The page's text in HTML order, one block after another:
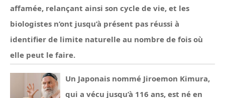
affamée, relançant ainsi son cycle de vie, et les
biologistes n’ont jusqu’à présent pas réussi à
identifier de limite naturelle au nombre de fois où
elle peut le faire.
Un Japonais nommé Jiroemon Kimura,
qui a vécu jusqu’à 116 ans, est né en